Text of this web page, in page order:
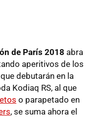
de París 2018 abra
aperitivos de los
debutarán en la
Kodiaq RS, al que
o parapetado en
, se suma ahora el